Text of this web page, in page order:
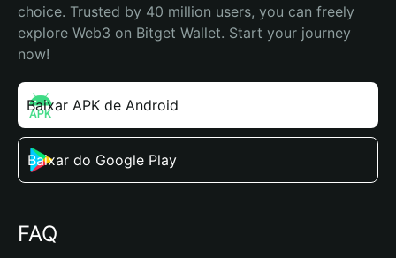
choice. Trusted by 40 million users, you can freely
explore Web3 on Bitget Wallet. Start your journey
now!
Baixar APK de Android
Baixar do Google Play
FAQ